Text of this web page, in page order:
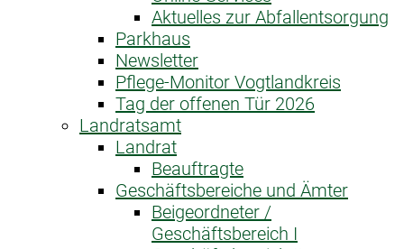
Aktuelles zur Abfallentsorgung
Parkhaus
Newsletter
Pflege-Monitor Vogtlandkreis
Tag der offenen Tür 2026
Landratsamt
Landrat
Beauftragte
Geschäftsbereiche und Ämter
Beigeordneter /
Geschäftsbereich I